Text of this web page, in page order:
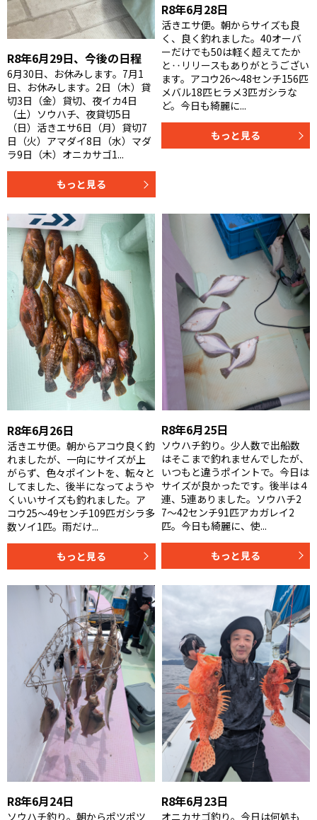
R8年6月29日、今後の日程
6月30日、お休みします。7月1
日、お休みします。2日（木）貸
切3日（金）貸切、夜イカ4日
（土）ソウハチ、夜貸切5日
（日）活きエサ6日（月）貸切7
日（火）アマダイ8日（水）マダ
ラ9日（木）オニカサゴ1...
もっと見る
R8年6月28日
活きエサ便。朝からサイズも良
く、良く釣れました。40オーバ
ーだけでも50は軽く超えてたか
と‥リリースもありがとうござい
ます。アコウ26〜48センチ156匹
メバル18匹ヒラメ3匹ガシラな
ど。今日も綺麗に...
もっと見る
R8年6月26日
活きエサ便。朝からアコウ良く釣
れましたが、一向にサイズが上
がらず、色々ポイントを、転々と
してました、後半になってようや
くいいサイズも釣れました。ア
コウ25〜49センチ109匹ガシラ多
数ソイ1匹。雨だけ...
もっと見る
R8年6月25日
ソウハチ釣り。少人数で出船数
はそこまで釣れませんでしたが、
いつもと違うポイントで。今日は
サイズが良かったです。後半は４
連、5連ありました。ソウハチ2
7〜42センチ91匹アカガレイ2
匹。今日も綺麗に、使...
もっと見る
R8年6月24日
ソウハチ釣り。朝からポツポツ
R8年6月23日
オニカサゴ釣り。今日は何処も